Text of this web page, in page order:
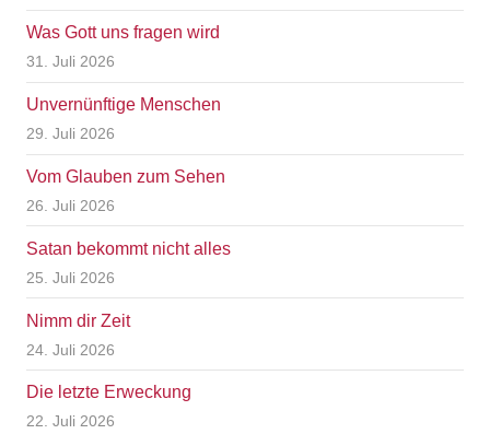
Was Gott uns fragen wird
31. Juli 2026
Unvernünftige Menschen
29. Juli 2026
Vom Glauben zum Sehen
26. Juli 2026
Satan bekommt nicht alles
25. Juli 2026
Nimm dir Zeit
24. Juli 2026
Die letzte Erweckung
22. Juli 2026